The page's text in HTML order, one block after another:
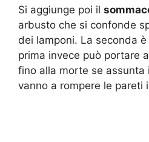
Si aggiunge poi il
arbusto che si confonde
dei lamponi. La seconda
prima invece può portare
fino alla morte se assunta
vanno a rompere le pareti